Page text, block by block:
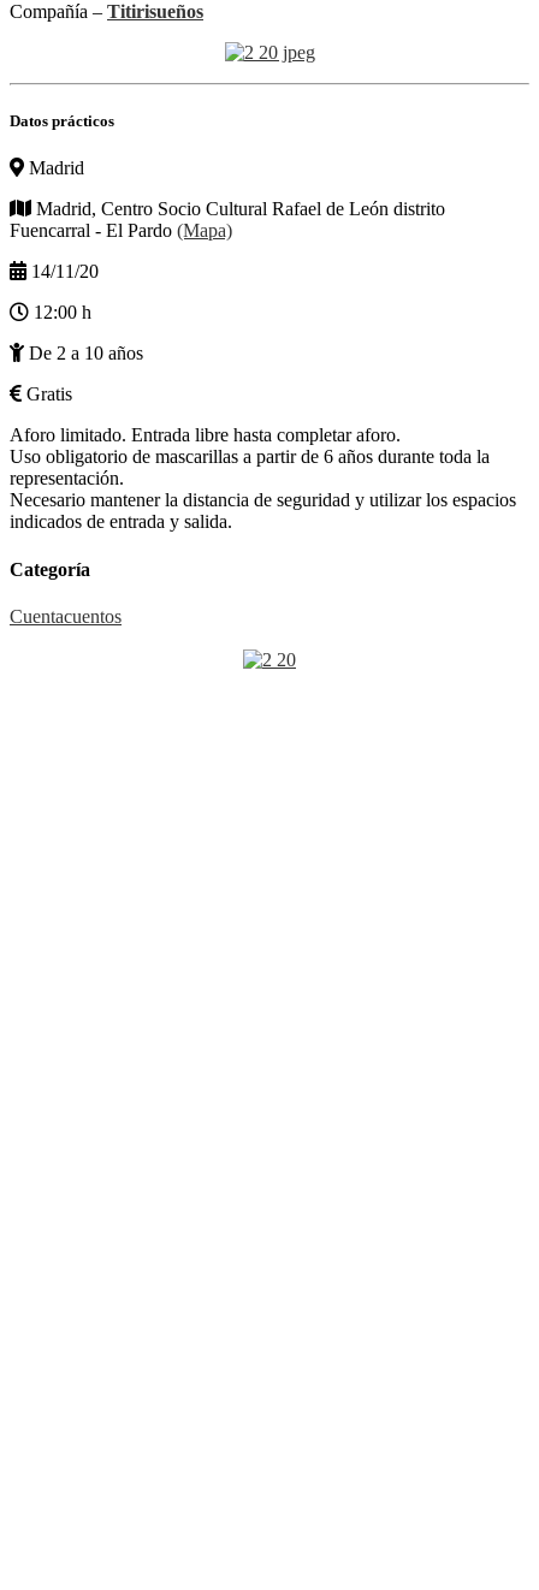
Compañía – Titirisueños
Datos prácticos
Madrid
Madrid, Centro Socio Cultural Rafael de León distrito
Fuencarral - El Pardo (Mapa)
14/11/20
12:00 h
De 2 a 10 años
Gratis
Aforo limitado. Entrada libre hasta completar aforo.
Uso obligatorio de mascarillas a partir de 6 años durante toda la
representación.
Necesario mantener la distancia de seguridad y utilizar los espacios
indicados de entrada y salida.
Categoría
Cuentacuentos